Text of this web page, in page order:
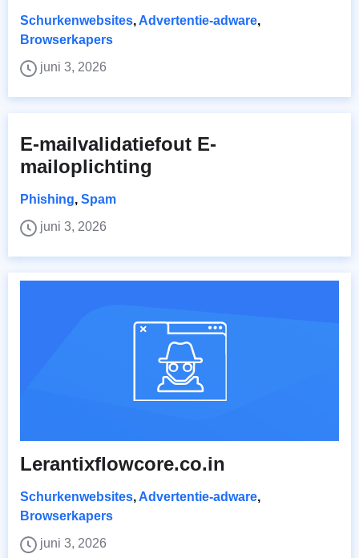
Schurkenwebsites, Advertentie-adware,
Browserkapers
juni 3, 2026
E-mailvalidatiefout E-
mailoplichting
Phishing, Spam
juni 3, 2026
Lerantixflowcore.co.in
Schurkenwebsites, Advertentie-adware,
Browserkapers
juni 3, 2026